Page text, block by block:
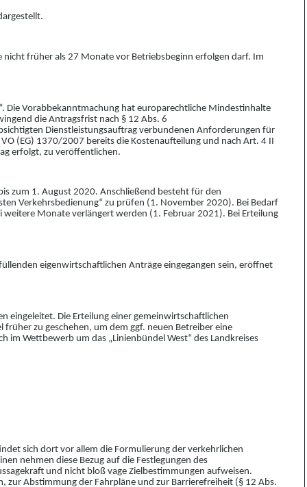
früher als 27 Monate vor Betriebsbeginn erfolgen darf. Im
Die Vorabbekanntmachung hat europarechtliche Mindestin halte
die Antragsfrist nach § 12 Abs. 6
Dienstleistungsauftrag verbundenen Anforderungen für
VO (EG) 1370/2007 bereits die Kostenauftei lung und nach Art. 4 II
erfolgt, zu veröffentl ichen.
zum 1. August 2020. Anschließend besteht für den
Verkehrsbedienung“ zu prüfen (1. November 2020). Bei Bedarf
Monate verlängert werden (1. Februar 2021). Bei Erteilung
eigenwirtschaftlichen Anträge eingegangen sein, eröffnet
eingeleitet. Die Erteilung einer gemeinwirtschaftlichen
zu geschehen, um dem ggf. neuen Betreiber eine
im Wettbewerb um das „Linienbündel West“ des Landkreises
sich dort vor allem die Formulierung der verkehrlichen
nehmen diese Bezug auf die Festlegungen des
und nicht bloß vage Zielbestimmungen aufweisen.
zur Abstimmung der Fahrpläne und zur Barrierefreiheit (§ 12 Abs.